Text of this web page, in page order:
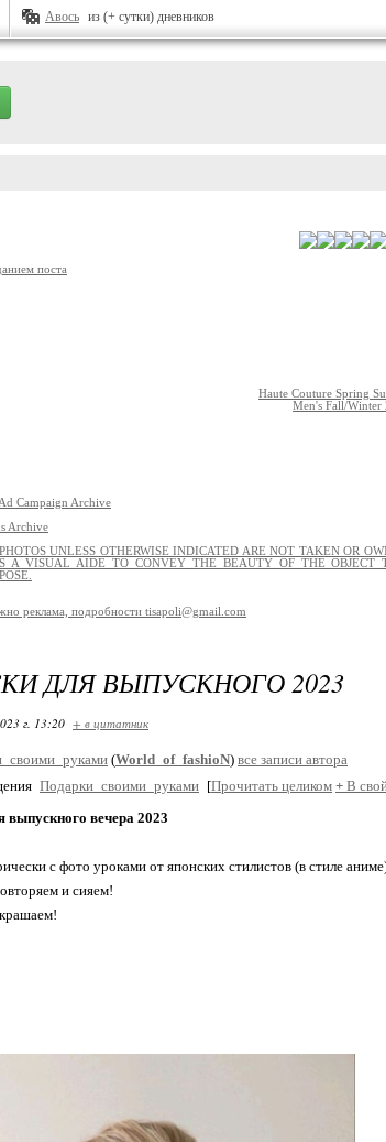
Авось из (+ сутки) дневников
поста
Haute Couture Spring
Men's Fall/Winter
Campaign Archive
Archive
UNLESS OTHERWISE INDICATED ARE NOT TAKEN OR
A VISUAL AIDE TO CONVEY THE BEAUTY OF THE
реклама, подробности tisapoli@gmail.com
ДЛЯ ВЫПУСКНОГО 2023
г. 13:20 + в цитатник
(World_of_fashioN) все записи автора
Подарки_своими_руками [Прочитать целиком + В
выпускного вечера 2023
с фото уроками от японских стилистов (в стиле
и сияем!